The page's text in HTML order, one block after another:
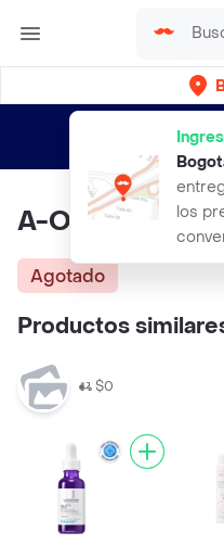
los
envíos gratis
A-Oxitive
Agotado
Productos
$0